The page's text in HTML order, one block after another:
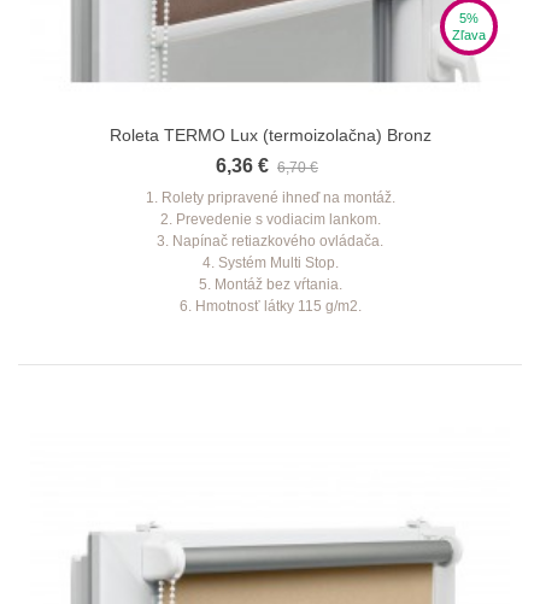
5%
Zľava
Roleta TERMO Lux (termoizolačna) Bronz
6,36 € 6,70 €
1. Rolety pripravené ihneď na montáž.
2. Prevedenie s vodiacim lankom.
3. Napínač retiazkového ovládača.
4. Systém Multi Stop.
5. Montáž bez vŕtania.
6. Hmotnosť látky 115 g/m2.